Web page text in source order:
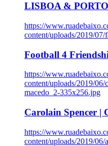
LISBOA &
https://
content/uploads/2019/
Football 4
https://
content/uploads/2019/
macedo_2-335x256.jpg
Carolain Spencer |
https://
content/uploads/2019/